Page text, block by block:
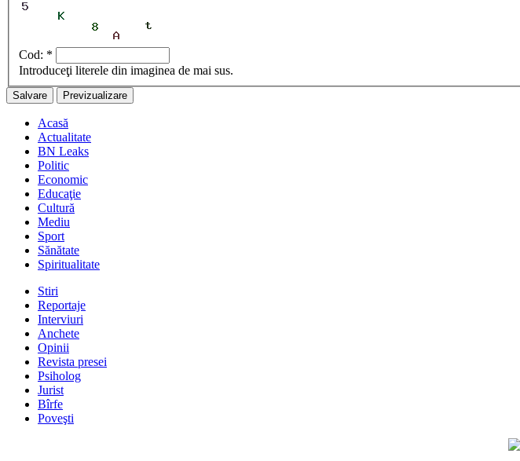
Cod: *
Introduceţi literele din imaginea de mai sus.
Acasă
Actualitate
BN Leaks
Politic
Economic
Educaţie
Cultură
Mediu
Sport
Sănătate
Spiritualitate
Stiri
Reportaje
Interviuri
Anchete
Opinii
Revista presei
Psiholog
Jurist
Bîrfe
Poveşti